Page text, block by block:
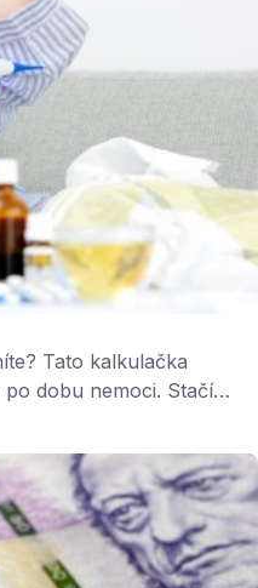
Tato kalkulačka
dobu nemoci. Stačí